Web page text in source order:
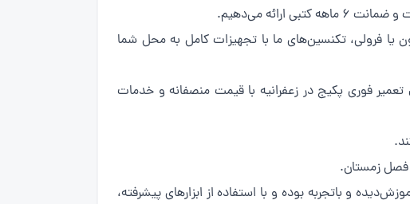
یا فرولی، تکنسین‌های ما با تجهیزات کامل به محل شما
فوری پکیج در زعفرانیه با قیمت منصفانه و خدمات
فصل زمستان.
و باتجربه بوده و با استفاده از ابزارهای پیشرفته،